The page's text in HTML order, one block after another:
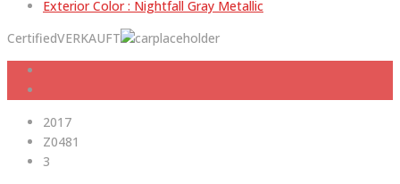
Exterior Color : Nightfall Gray Metallic
CertifiedVERKAUFT
2017
Z0481
3